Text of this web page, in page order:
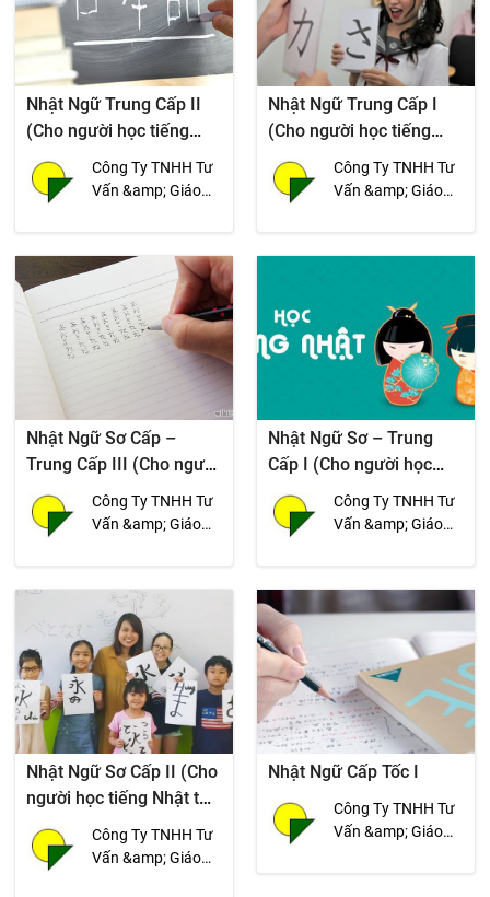
Nhật Ngữ Trung Cấp II
(Cho người học tiếng
Nhật từ 21 tháng trở lên)
Công Ty TNHH Tư
Vấn &amp; Giáo
Tiến
Nhật Ngữ Trung Cấp I
(Cho người học tiếng
Nhật từ 18 tháng trở lên)
Công Ty TNHH Tư
Vấn &amp; Giáo
Tiến
Nhật Ngữ Sơ Cấp –
Trung Cấp III (Cho người
học tiếng Nhật từ 12
tháng trở lên)
Công Ty TNHH Tư
Vấn &amp; Giáo
Tiến
Nhật Ngữ Sơ – Trung
Cấp I (Cho người học
tiếng Nhật từ 06 tháng
trở lên)
Công Ty TNHH Tư
Vấn &amp; Giáo
Tiến
Nhật Ngữ Sơ Cấp II (Cho
người học tiếng Nhật từ
03 – 06 tháng)
Công Ty TNHH Tư
Vấn &amp; Giáo
Nhật Ngữ Cấp Tốc I
Công Ty TNHH Tư
Vấn &amp; Giáo